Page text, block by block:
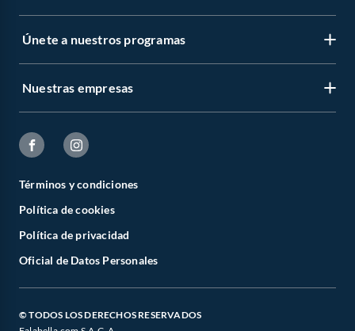
Únete a nuestros programas
Nuestras empresas
Términos y condiciones
Política de cookies
Política de privacidad
Oficial de Datos Personales
© TODOS LOS DERECHOS RESERVADOS